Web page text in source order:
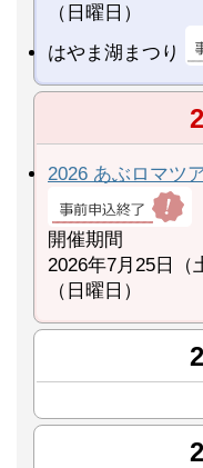
（日曜日）
はやま湖まつり
2026 あぶロマツ
開催期間
2026年7月25日（
（日曜日）